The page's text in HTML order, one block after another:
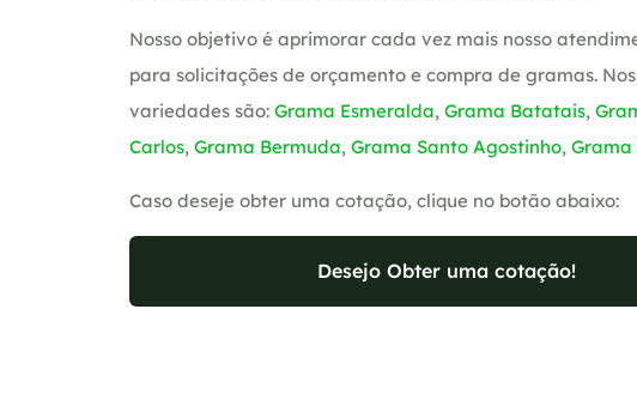
Nosso objetivo é aprimorar cada vez mais nosso
para solicitações de orçamento e compra de gramas.
variedades são: Grama Esmeralda, Grama Batatais,
Carlos, Grama Bermuda, Grama Santo Agostinho, Grama
Caso deseje obter uma cotação, clique no botão abaixo:
Desejo Obter uma cotação!